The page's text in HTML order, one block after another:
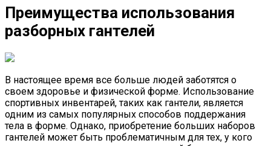
Преимущества использования
разборных гантелей
В настоящее время все больше людей заботятся о
своем здоровье и физической форме. Использование
спортивных инвентарей, таких как гантели, является
одним из самых популярных способов поддержания
тела в форме. Однако, приобретение больших наборов
гантелей может быть проблематичным для тех, у кого